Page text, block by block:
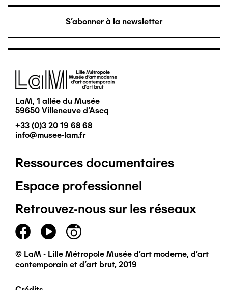
S'abonner à la newsletter
Image
LaM, 1 allée du Musée
59650 Villeneuve d'Ascq
+33 (0)3 20 19 68 68
info@musee-lam.fr
Pied
de
page
principal
Ressources documentaires
Espace professionnel
Retrouvez-nous sur les réseaux
© LaM - Lille Métropole Musée d'art moderne, d'art
contemporain et d'art brut, 2019